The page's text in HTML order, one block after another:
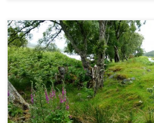
wer jetzt direkt den Film gucken möchte:
2019 – der Film Wetterextreme, Irrtümer,
Stürze und überraschende Wendungen
Roadmovie aus. Das gleiche gilt natürlich
Roadstory. Nichts davon hat sich auf dem
Raeren nach Amsterdam ereignet.
[…]